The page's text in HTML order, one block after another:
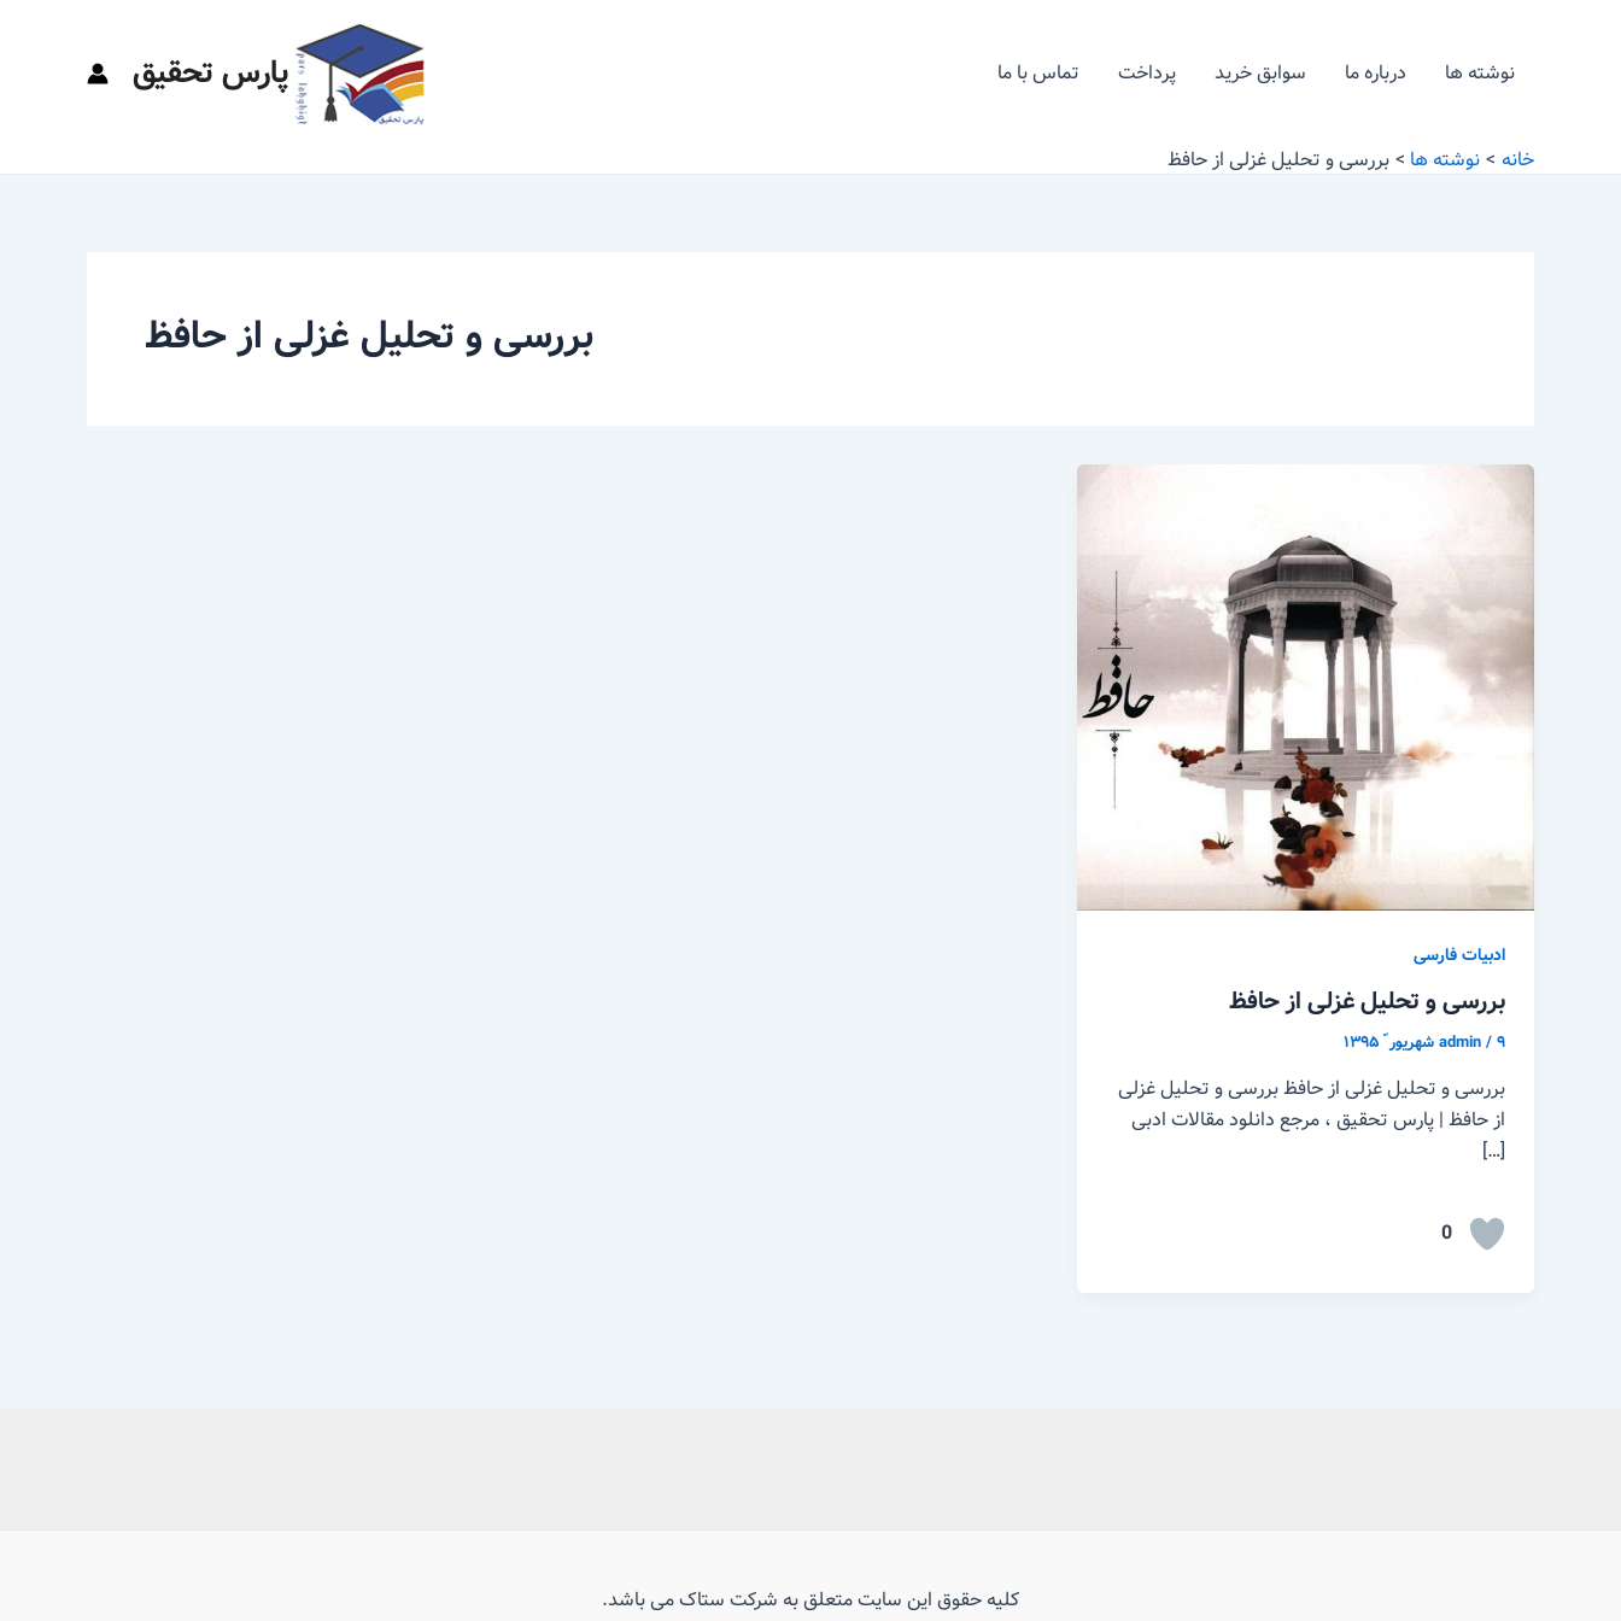
نوشته ها درباره ما سوابق خرید پرداخت تماس با ما پارس تحقیق
خانه نوشته ها بررسی و تحلیل غزلی از حافظ
بررسی و تحلیل غزلی از حافظ
ادبیات فارسی
بررسی و تحلیل غزلی از حافظ
admin/۹ شهریور ّ ۱۳۹۵
بررسی و تحلیل غزلی از حافظ بررسی و تحلیل غزلی
از حافظ | پارس تحقیق ، مرجع دانلود مقالات ادبی
[…]
0
کلیه حقوق این سایت متعلق به شرکت ستاک می باشد.